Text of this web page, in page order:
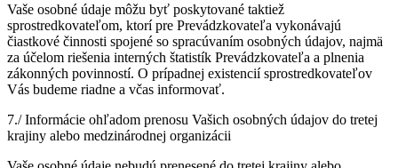
Vaše osobné údaje môžu byť poskytované taktiež
sprostredkovateľom, ktorí pre Prevádzkovateľa vykonávajú
čiastkové činnosti spojené so spracúvaním osobných údajov, najmä
za účelom riešenia interných štatistík Prevádzkovateľa a plnenia
zákonných povinností. O prípadnej existencií sprostredkovateľov
Vás budeme riadne a včas informovať.
7./ Informácie ohľadom prenosu Vašich osobných údajov do tretej
krajiny alebo medzinárodnej organizácii